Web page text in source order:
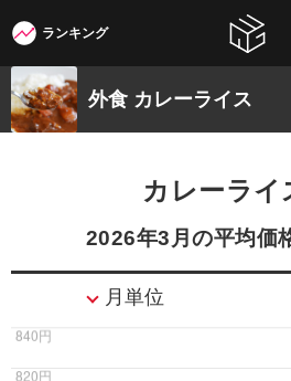
ランキング
外食 カレーライス
カレーライ
2026年3月の平均価
月単位